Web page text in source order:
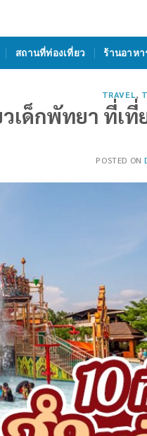
สถานที่ท่องเที่ยว ร้านอาหา
TRAVEL,
เด็กพัทยา ที่เ
POSTED ON